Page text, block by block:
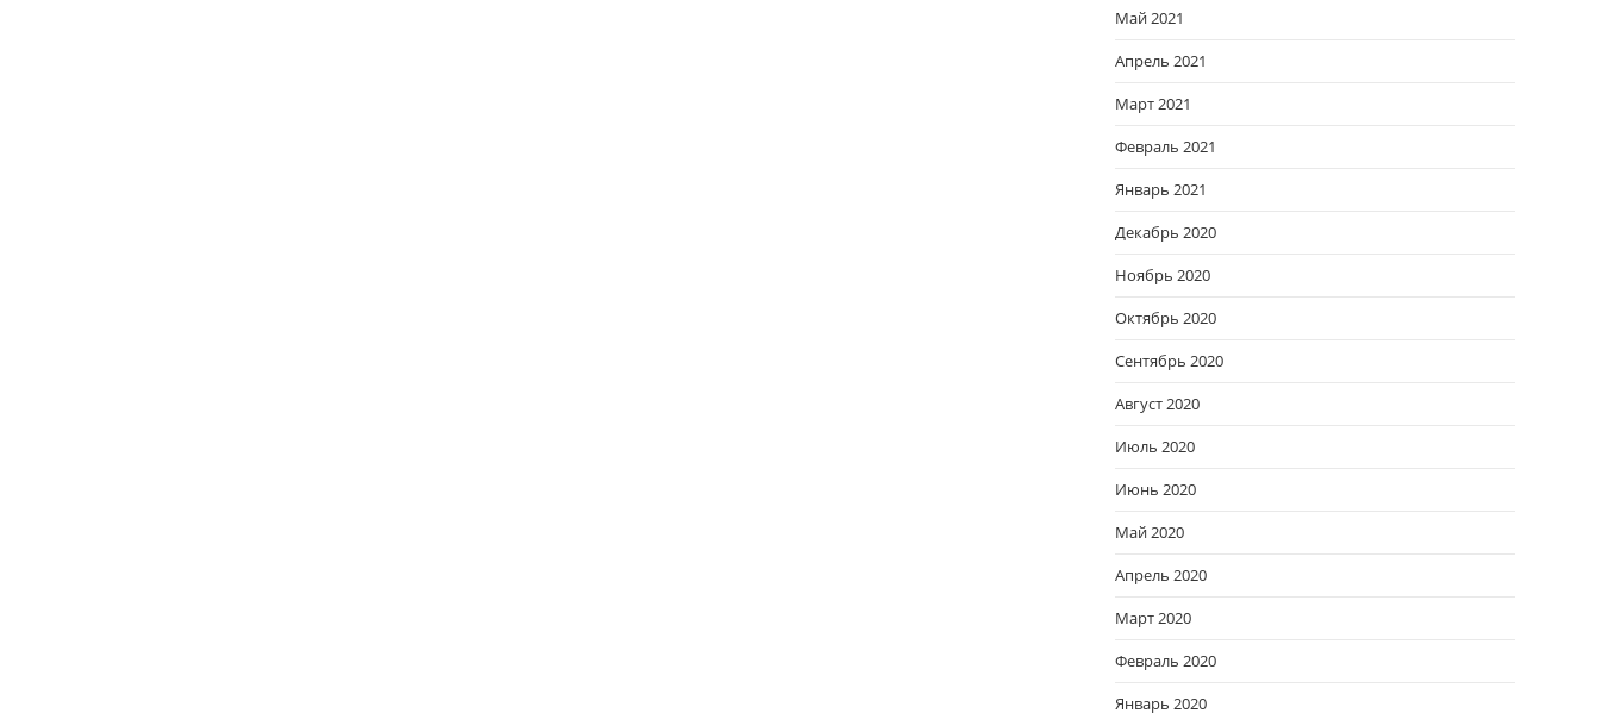
Май 2021
Апрель 2021
Март 2021
Февраль 2021
Январь 2021
Декабрь 2020
Ноябрь 2020
Октябрь 2020
Сентябрь 2020
Август 2020
Июль 2020
Июнь 2020
Май 2020
Апрель 2020
Март 2020
Февраль 2020
Январь 2020